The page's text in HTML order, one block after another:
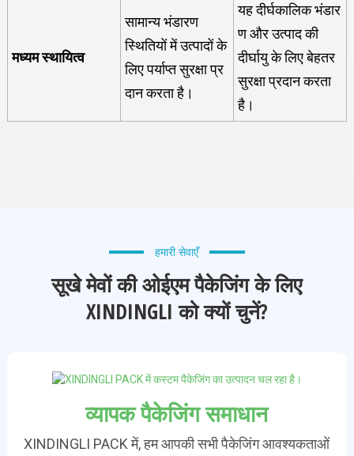
मध्यम स्थायित्व
सामान्य भंडारण
स्थितियों में उत्पादों के
लिए पर्याप्त सुरक्षा प्र
दान करता है।
यह दीर्घकालिक भंडार
ण और उत्पाद की
दीर्घायु के लिए बेहतर
सुरक्षा प्रदान करता
है।
हमारी सेवाएँ
सूखे मेवों की ओईएम पैकेजिंग के लिए
XINDINGLI को क्यों चुनें?
व्यापक पैकेजिंग समाधान
XINDINGLI PACK में, हम आपकी सभी पैकेजिंग आवश्यकताओं